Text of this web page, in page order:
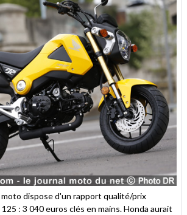
moto dispose d'un rapport qualité/prix
: 3 040 euros clés en mains. Honda aurait